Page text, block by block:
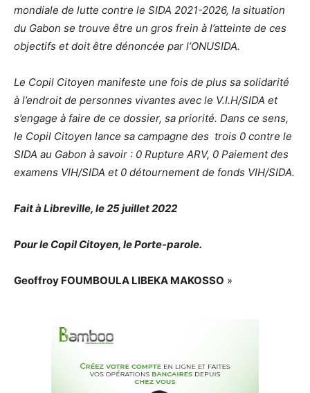
mondiale de lutte contre le SIDA 2021-2026, la situation
du Gabon se trouve être un gros frein à l’atteinte de ces
objectifs et doit être dénoncée par l’ONUSIDA.
Le Copil Citoyen manifeste une fois de plus sa solidarité
à l’endroit de personnes vivantes avec le V.I.H/SIDA et
s’engage à faire de ce dossier, sa priorité. Dans ce sens,
le Copil Citoyen lance sa campagne des trois 0 contre le
SIDA au Gabon à savoir : 0 Rupture ARV, 0 Paiement des
examens VIH/SIDA et 0 détournement de fonds VIH/SIDA.
Fait à Libreville, le 25 juillet 2022
Pour le Copil Citoyen, le Porte-parole.
Geoffroy FOUMBOULA LIBEKA MAKOSSO »